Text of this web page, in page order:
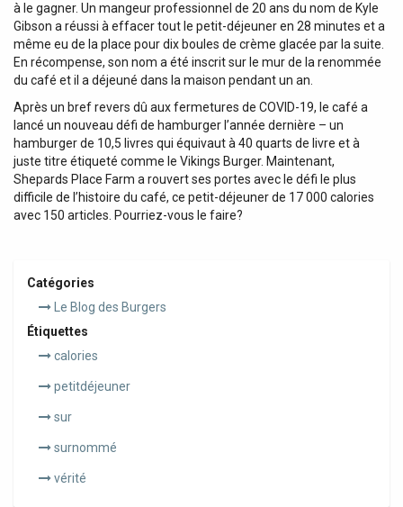
à le gagner. Un mangeur professionnel de 20 ans du nom de Kyle
Gibson a réussi à effacer tout le petit-déjeuner en 28 minutes et a
même eu de la place pour dix boules de crème glacée par la suite.
En récompense, son nom a été inscrit sur le mur de la renommée
du café et il a déjeuné dans la maison pendant un an.
Après un bref revers dû aux fermetures de COVID-19, le café a
lancé un nouveau défi de hamburger l’année dernière – un
hamburger de 10,5 livres qui équivaut à 40 quarts de livre et à
juste titre étiqueté comme le Vikings Burger. Maintenant,
Shepards Place Farm a rouvert ses portes avec le défi le plus
difficile de l’histoire du café, ce petit-déjeuner de 17 000 calories
avec 150 articles. Pourriez-vous le faire?
Catégories
Le Blog des Burgers
Étiquettes
calories
petitdéjeuner
sur
surnommé
vérité